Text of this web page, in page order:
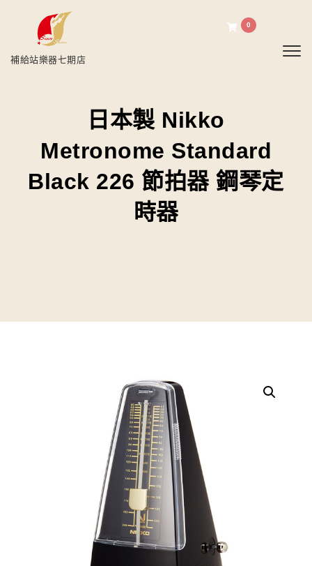
補給站樂器七期店
0
日本製 Nikko
Metronome Standard
Black 226 節拍器 鋼琴定
時器